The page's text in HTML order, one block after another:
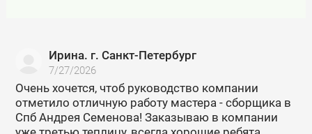
Ирина. г. Санкт-Петербург
7/27/2026
Очень хочется, чтоб руководство компании
отметило отличную работу мастера - сборщика в
Спб Андрея Семенова! Заказываю в компании